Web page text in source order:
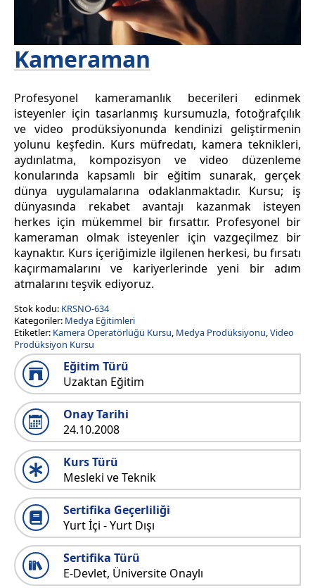
Kameraman
Profesyonel kameramanlık becerileri edinmek
isteyenler için tasarlanmış kursumuzla, fotoğrafçılık
ve video prodüksiyonunda kendinizi geliştirmenin
yolunu keşfedin. Kurs müfredatı, kamera teknikleri,
aydınlatma, kompozisyon ve video düzenleme
konularında kapsamlı bir eğitim sunarak, gerçek
dünya uygulamalarına odaklanmaktadır. Kursu; iş
dünyasında rekabet avantajı kazanmak isteyen
herkes için mükemmel bir fırsattır. Profesyonel bir
kameraman olmak isteyenler için vazgeçilmez bir
kaynaktır. Kurs içeriğimizle ilgilenen herkesi, bu fırsatı
kaçırmamalarını ve kariyerlerinde yeni bir adım
atmalarını teşvik ediyoruz.
Stok kodu: KRSNO-634
Kategoriler: Medya Eğitimleri
Etiketler: Kamera Operatörlüğü Kursu, Medya Prodüksiyonu,Video
Prodüksiyon Kursu
Eğitim Türü
Uzaktan Eğitim
Onay Tarihi
24.10.2008
Kurs Türü
Mesleki ve Teknik
Sertifika Geçerliliği
Yurt İçi - Yurt Dışı
Sertifika Türü
E-Devlet, Üniversite Onaylı